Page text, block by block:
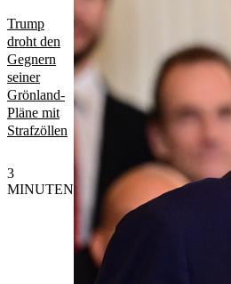
Trump
droht den
Gegnern
seiner
Grönland-
Pläne mit
Strafzöllen
3
MINUTEN